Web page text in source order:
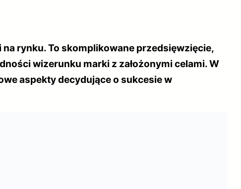
rynku. To skomplikowane przedsięwzięcie,
wizerunku marki z założonymi celami. W
aspekty decydujące o sukcesie w